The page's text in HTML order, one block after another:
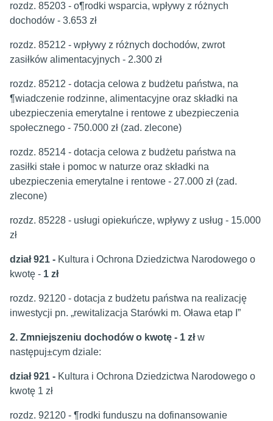
rozdz. 85203 - o¶rodki wsparcia, wpływy z różnych
dochodów - 3.653 zł
rozdz. 85212 - wpływy z różnych dochodów, zwrot
zasiłków alimentacyjnych - 2.300 zł
rozdz. 85212 - dotacja celowa z budżetu państwa, na
¶wiadczenie rodzinne, alimentacyjne oraz składki na
ubezpieczenia emerytalne i rentowe z ubezpieczenia
społecznego - 750.000 zł (zad. zlecone)
rozdz. 85214 - dotacja celowa z budżetu państwa na
zasiłki stałe i pomoc w naturze oraz składki na
ubezpieczenia emerytalne i rentowe - 27.000 zł (zad.
zlecone)
rozdz. 85228 - usługi opiekuńcze, wpływy z usług - 15.000
zł
dział 921 - Kultura i Ochrona Dziedzictwa Narodowego o
kwotę - 1 zł
rozdz. 92120 - dotacja z budżetu państwa na realizację
inwestycji pn. „rewitalizacja Starówki m. Oława etap I”
2. Zmniejszeniu dochodów o kwotę - 1 złw
następuj±cym dziale:
dział 921 - Kultura i Ochrona Dziedzictwa Narodowego o
kwotę 1 zł
rozdz. 92120 - ¶rodki funduszu na dofinansowanie